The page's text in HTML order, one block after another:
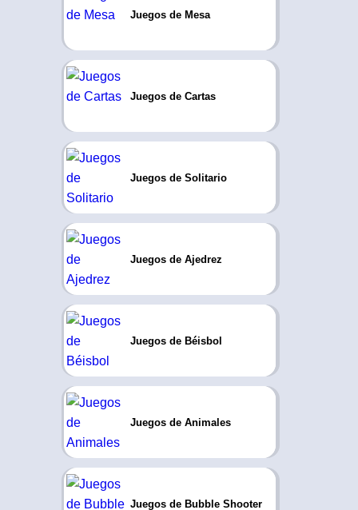
Juegos de Mesa
Juegos de Cartas
Juegos de Solitario
Juegos de Ajedrez
Juegos de Béisbol
Juegos de Animales
Juegos de Bubble Shooter